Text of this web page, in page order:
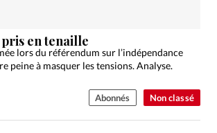
Non classé
en tenaille
lors du référendum sur l’indépendance
peine à masquer les tensions. Analyse.
Abonnés